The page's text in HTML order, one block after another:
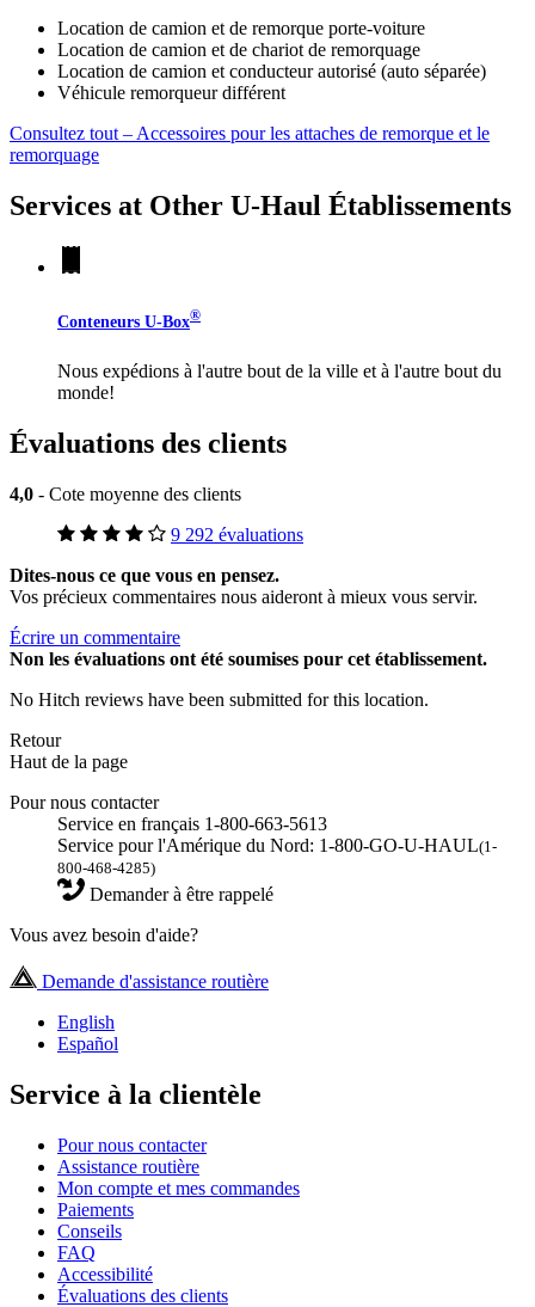
Location de camion et de remorque porte-voiture
Location de camion et de chariot de remorquage
Location de camion et conducteur autorisé (auto séparée)
Véhicule remorqueur différent
Consultez tout – Accessoires pour les attaches de remorque et le
remorquage
Services at Other U-Haul Établissements
Conteneurs U-Box®
Nous expédions à l'autre bout de la ville et à l'autre bout du
monde!
Évaluations des clients
4,0 - Cote moyenne des clients
9 292 évaluations
Dites-nous ce que vous en pensez.
Vos précieux commentaires nous aideront à mieux vous servir.
Écrire un commentaire
Non les évaluations ont été soumises pour cet établissement.
No Hitch reviews have been submitted for this location.
Retour
Haut de la page
Pour nous contacter
Service en français 1-800-663-5613
Service pour l'Amérique du Nord: 1-800-GO-U-HAUL(1-
800-468-4285)
Demander à être rappelé
Vous avez besoin d'aide?
Demande d'assistance routière
English
Español
Service à la clientèle
Pour nous contacter
Assistance routière
Mon compte et mes commandes
Paiements
Conseils
FAQ
Accessibilité
Évaluations des clients